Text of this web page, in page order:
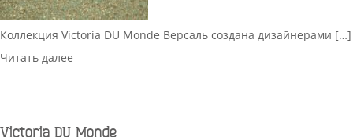
Коллекция Victoria DU Monde Версаль создана дизайнерами […]
Читать далее
Victoria DU Monde